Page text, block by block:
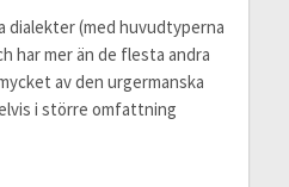
dialekter (med huvudtyperna
har mer än de flesta andra
av den urgermanska
i större omfattning